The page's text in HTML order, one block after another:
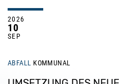
2026
10
SEP
ABFALL KOMMUNAL